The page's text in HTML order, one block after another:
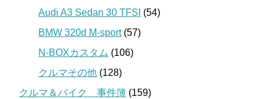
Audi A3 Sedan 30 TFSI (54)
BMW 320d M-sport(57)
N-BOXカスタム (106)
クルマその他 (128)
クルマ＆バイク 事件簿 (159)